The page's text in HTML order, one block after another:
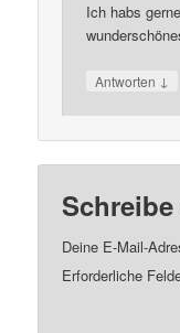
Ich habs
Antworten ↓
Deine E-Mail-
Erforderliche